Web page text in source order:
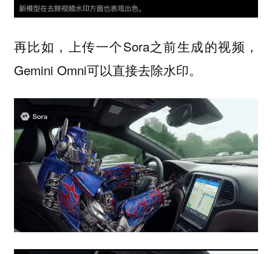
再比如，上传一个Sora之前生成的视频，
Gemini Omni可以直接去除水印。